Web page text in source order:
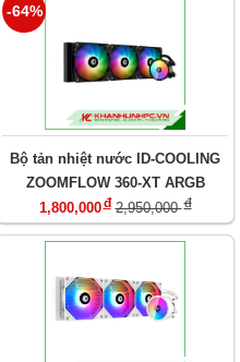
-64%
Bộ tản nhiệt nước ID-COOLING
ZOOMFLOW 360-XT ARGB
1,800,000đ 2,950,000đ